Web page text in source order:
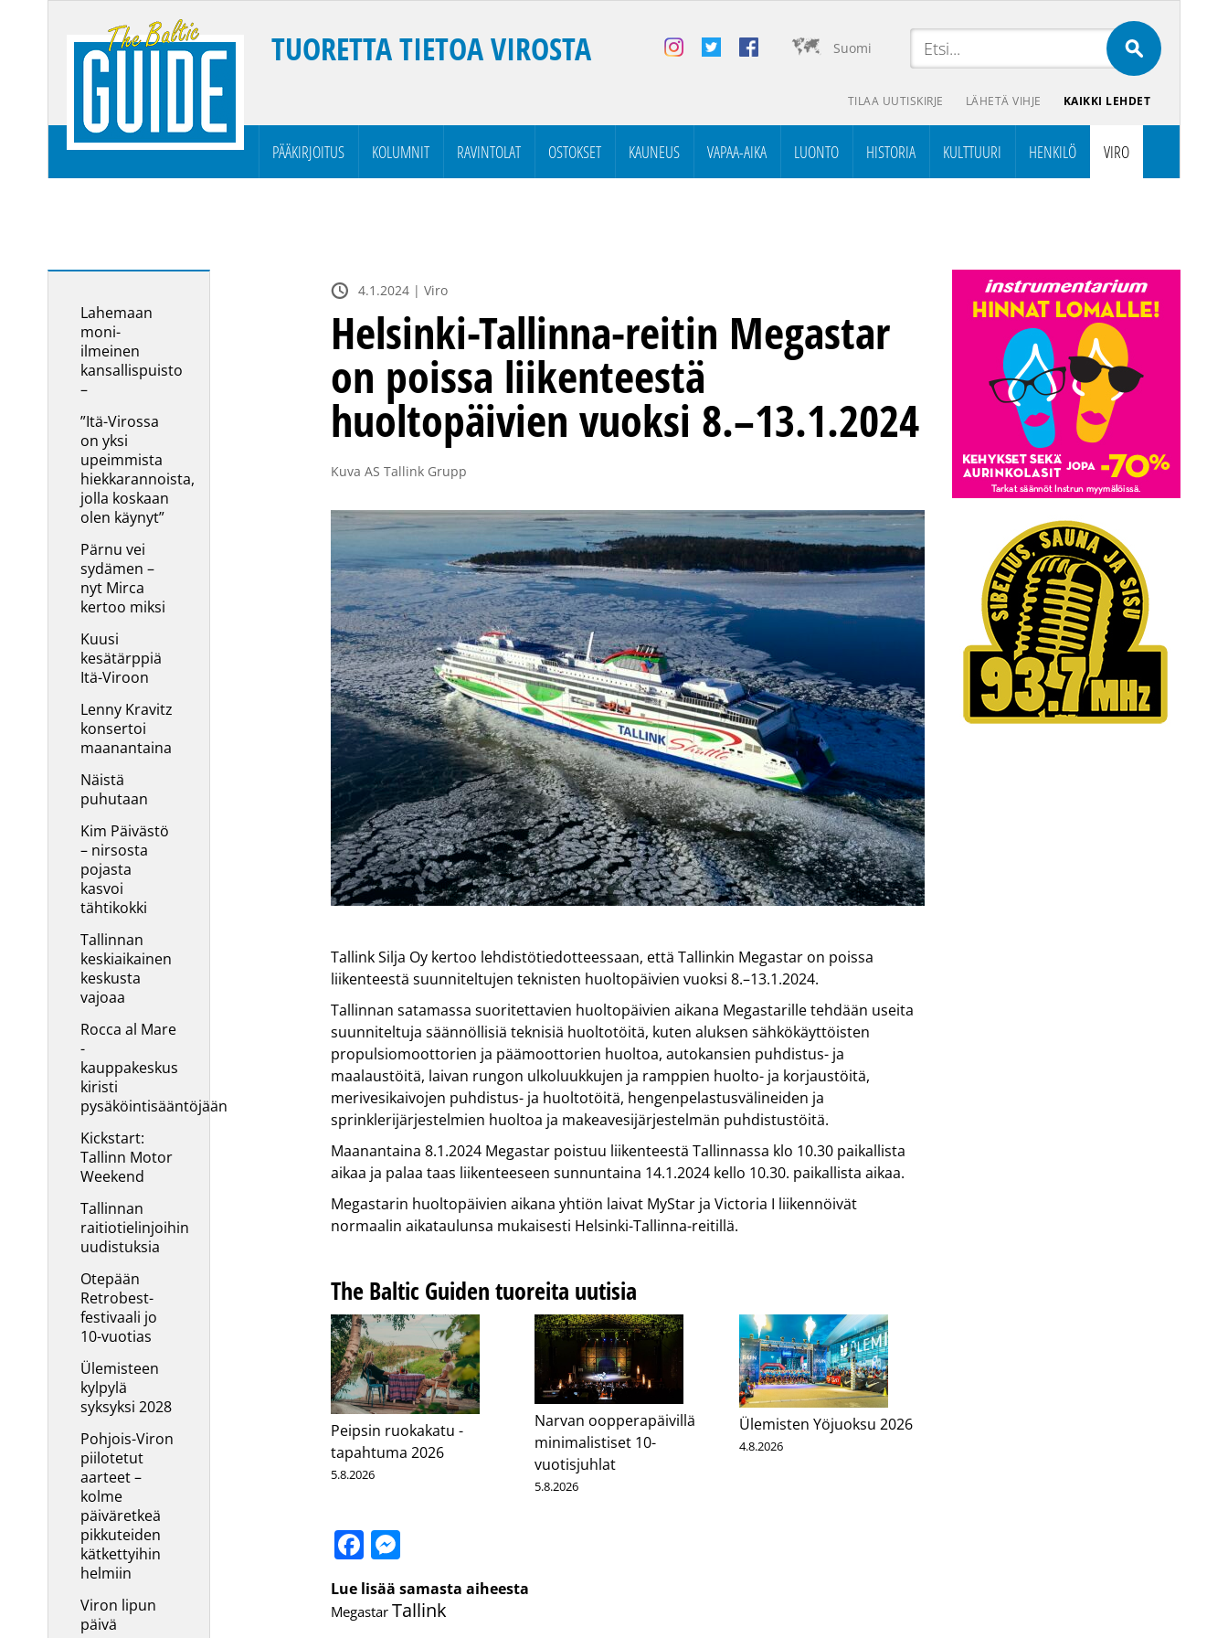
Suomi
TUORETTA TIETOA VIROSTA
TILAA UUTISKIRJE LÄHETÄ VIHJE KAIKKI LEHDET
PÄÄKIRJOITUS KOLUMNIT RAVINTOLAT OSTOKSET KAUNEUS VAPAA-AIKA LUONTO HISTORIA KULTTUURI HENKILÖ VIRO
Lahemaan
moni-
ilmeinen
kansallispuisto
–
”Itä-Virossa
on yksi
upeimmista
hiekkarannoista,
jolla koskaan
olen käynyt”
Pärnu vei
sydämen –
nyt Mirca
kertoo miksi
Kuusi
kesätärppiä
Itä-Viroon
Lenny Kravitz
konsertoi
maanantaina
Näistä
puhutaan
Kim Päivästö
– nirsosta
pojasta
kasvoi
tähtikokki
Tallinnan
keskiaikainen
keskusta
vajoaa
Rocca al Mare
-
kauppakeskus
kiristi
pysäköintisääntöjään
Kickstart:
Tallinn Motor
Weekend
Tallinnan
raitiotielinjoihin
uudistuksia
Otepään
Retrobest-
festivaali jo
10-vuotias
Ülemisteen
kylpylä
syksyksi 2028
Pohjois-Viron
piilotetut
aarteet –
kolme
päiväretkeä
pikkuteiden
kätkettyihin
helmiin
Viron lipun
päivä
4.1.2024 | Viro
Helsinki-Tallinna-reitin Megastar
on poissa liikenteestä
huoltopäivien vuoksi 8.–13.1.2024
Kuva AS Tallink Grupp
Tallink Silja Oy kertoo lehdistötiedotteessaan, että Tallinkin Megastar on poissa
liikenteestä suunniteltujen teknisten huoltopäivien vuoksi 8.–13.1.2024.
Tallinnan satamassa suoritettavien huoltopäivien aikana Megastarille tehdään useita
suunniteltuja säännöllisiä teknisiä huoltotöitä, kuten aluksen sähkökäyttöisten
propulsiomoottorien ja päämoottorien huoltoa, autokansien puhdistus- ja
maalaustöitä, laivan rungon ulkoluukkujen ja ramppien huolto- ja korjaustöitä,
merivesikaivojen puhdistus- ja huoltotöitä, hengenpelastusvälineiden ja
sprinklerijärjestelmien huoltoa ja makeavesijärjestelmän puhdistustöitä.
Maanantaina 8.1.2024 Megastar poistuu liikenteestä Tallinnassa klo 10.30 paikallista
aikaa ja palaa taas liikenteeseen sunnuntaina 14.1.2024 kello 10.30. paikallista aikaa.
Megastarin huoltopäivien aikana yhtiön laivat MyStar ja Victoria I liikennöivät
normaalin aikataulunsa mukaisesti Helsinki-Tallinna-reitillä.
The Baltic Guiden tuoreita uutisia
Peipsin ruokakatu -
tapahtuma 2026
5.8.2026
Narvan oopperapäivillä
minimalistiset 10-
vuotisjuhlat
5.8.2026
Ülemisten Yöjuoksu 2026
4.8.2026
Facebook
Lue lisää samasta aiheesta
Megastar Tallink